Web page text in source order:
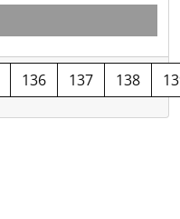
136 137 138